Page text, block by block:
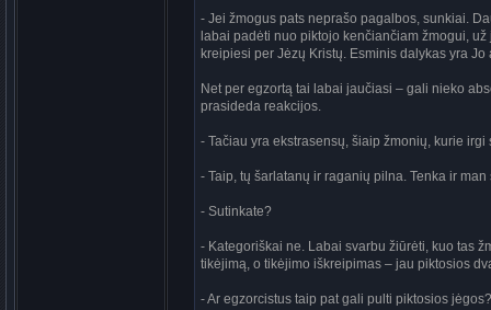
- Jei žmogus pats neprašo pagalbos, sunkiai.
labai padėti nuo piktojo kenčiančiam žmogui,
kreipiesi per Jėzų Kristų. Esminis dalykas yra Jo
Net per egzortą tai labai jaučiasi – gali nieko
prasideda reakcijos.
- Tačiau yra ekstrasensų, šiaip žmonių, kurie
- Taip, tų šarlatanų ir raganių pilna. Tenka ir
- Sutinkate?
- Kategoriškai ne. Labai svarbu žiūrėti, kuo tas
tikėjimą, o tikėjimo iškreipimas – jau piktosios
- Ar egzorcistus taip pat gali pulti piktosios jėgos?